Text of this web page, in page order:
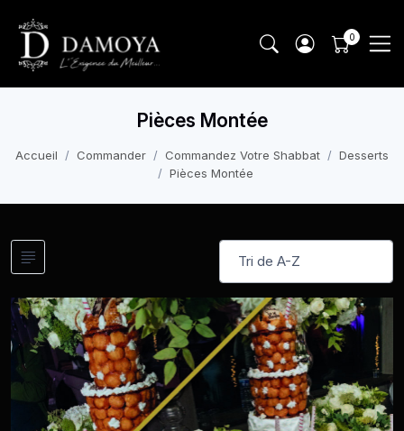
Pièces Montée
Accueil Commander Commandez Votre Shabbat
Desserts
Pièces Montée